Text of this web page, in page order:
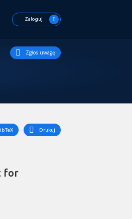
Zaloguj
Zgłoś uwagę
Drukuj
for